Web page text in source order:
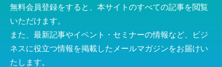
無料会員登録をすると、本サイトのすべての記事を閲覧
いただけます。
また、最新記事やイベント・セミナーの情報など、ビジ
ネスに役立つ情報を掲載したメールマガジンをお届けい
たします。